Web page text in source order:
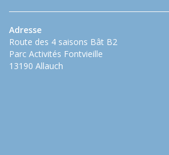
Adresse
Route des 4 saisons Bât B2
Parc Activités Fontvieille
13190 Allauch